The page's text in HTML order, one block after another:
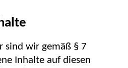
sind wir gemäß § 7
Inhalte auf diesen